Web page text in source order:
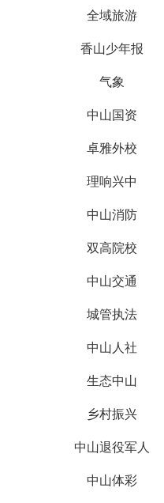
全域旅游
香山少年报
气象
中山国资
卓雅外校
理响兴中
中山消防
双高院校
中山交通
城管执法
中山人社
生态中山
乡村振兴
中山退役军人
中山体彩